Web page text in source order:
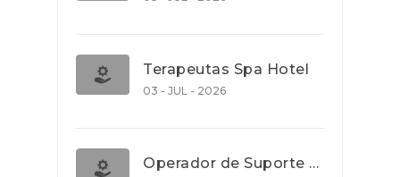
Terapeutas Spa Hotel
03 - JUL - 2026
Operador de Suporte Operacional